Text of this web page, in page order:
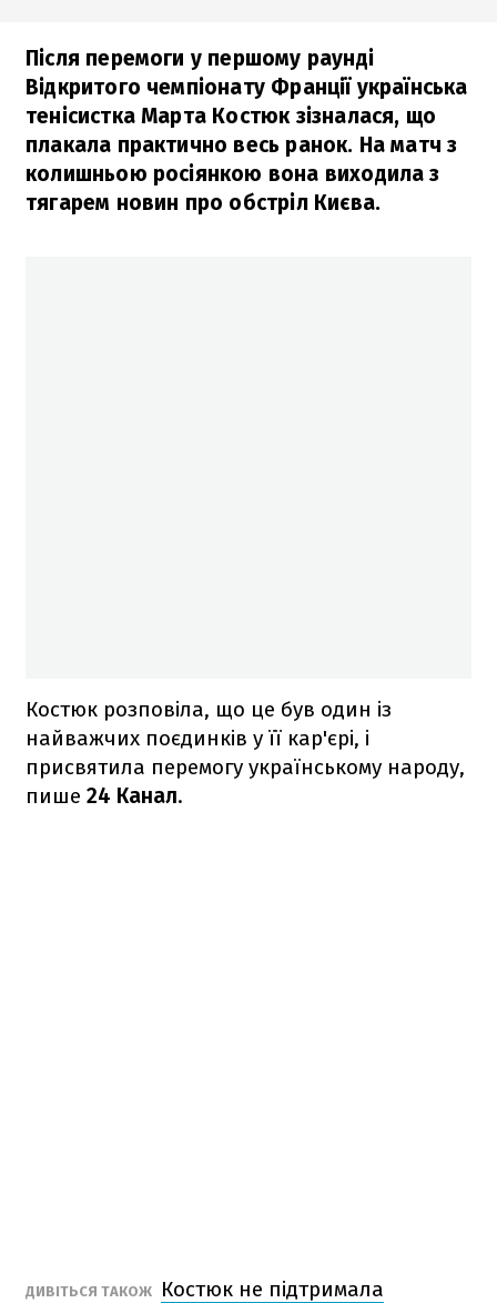
Після перемоги у першому раунді
Відкритого чемпіонату Франції українська
тенісистка Марта Костюк зізналася, що
плакала практично весь ранок. На матч з
колишньою росіянкою вона виходила з
тягарем новин про обстріл Києва.
Костюк розповіла, що це був один із
найважчих поєдинків у її кар'єрі, і
присвятила перемогу українському народу,
пише 24 Канал.
ДИВІТЬСЯ ТАКОЖ
Костюк не підтримала